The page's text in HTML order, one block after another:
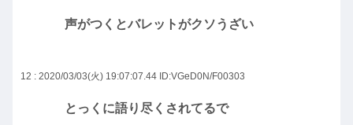
声がつくとバレットがクソうざい
12 : 2020/03/03(火) 19:07:07.44 ID:VGeD0N/F00303
とっくに語り尽くされてるで